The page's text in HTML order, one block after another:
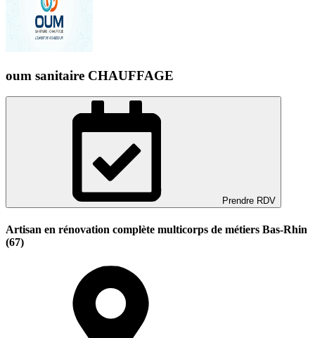
oum sanitaire CHAUFFAGE
Prendre RDV
Artisan en rénovation complète multicorps de métiers Bas-Rhin
(67)